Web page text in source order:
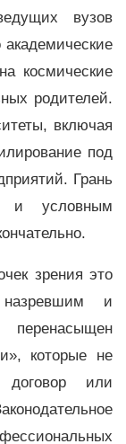
вузов
космические
родителей.
включая
под
Грань
и условным
зрения это
и
которые не
договор или